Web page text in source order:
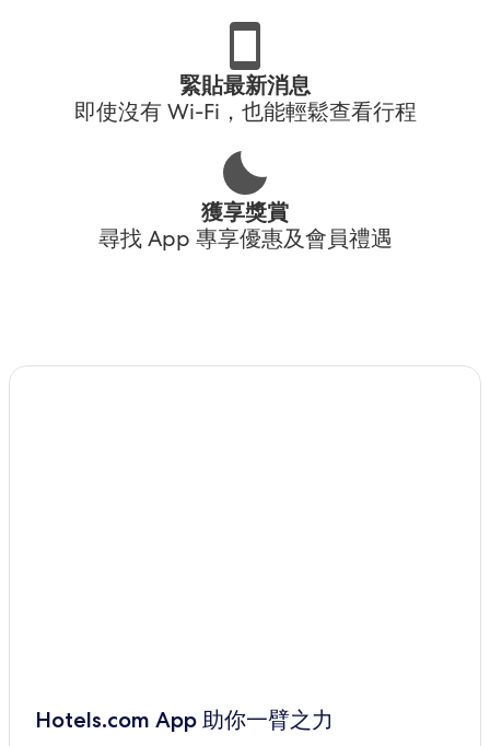
緊貼最新消息
即使沒有 Wi-Fi，也能輕鬆查看行程
獲享獎賞
尋找 App 專享優惠及會員禮遇
Hotels.com App 助你一臂之力